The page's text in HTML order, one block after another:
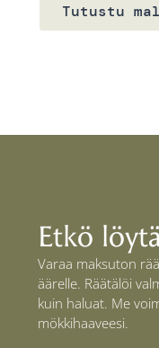
Tutustu
Etkö
Varaa maksuton
äärelle. Räätälöi
kuin haluat. Me
mökkihaaveesi.